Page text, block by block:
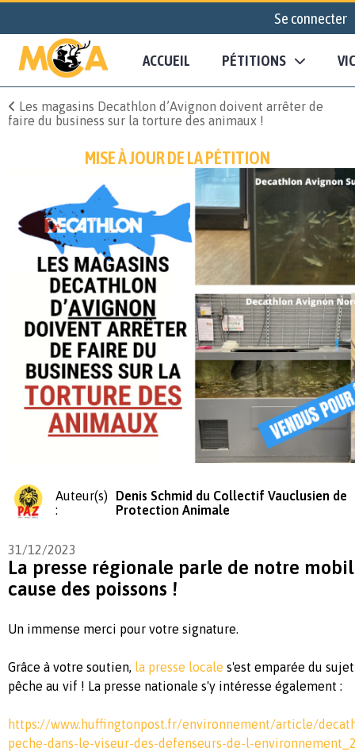
Se connecter
ACCUEIL PÉTITIONS
Les magasins Decathlon d’Avignon doivent arrêter de
faire du business sur la torture des animaux !
MISE À JOUR DE LA PÉTITION
Auteur(s)
:
Denis Schmid du Collectif Vauclusien de
Protection Animale
31/12/2023
La presse régionale parle de notre
cause des poissons !
Un immense merci pour votre signature.
Grâce à votre soutien, la presse locale s'est emparée du
pêche au vif ! La presse nationale s'y intéresse également :
https://www.huffingtonpost.fr/environnement/article/
peche-dans-le-viseur-des-defenseurs-de-l-